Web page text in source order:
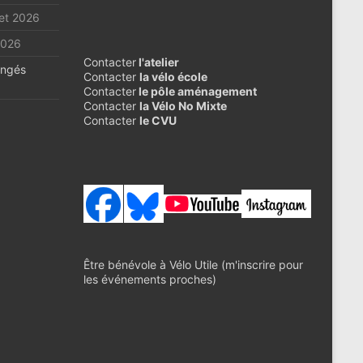
2026
Contacterl'atelier
Contacter la vélo école
Contacterle pôle aménagement
Contacter la Vélo No Mixte
Contacter le CVU
Être bénévole à Vélo Utile (m'inscrire pour
les événements proches)